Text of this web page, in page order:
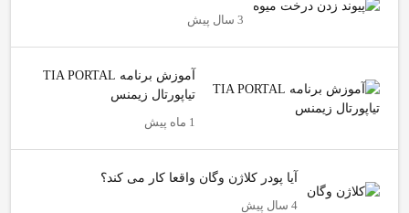
3 سال پیش
آموزش برنامه TIA PORTAL
تیاپورتال زیمنس
1 ماه پیش
آیا پودر کلاژن وگان واقعا کار می کند؟
4 سال پیش